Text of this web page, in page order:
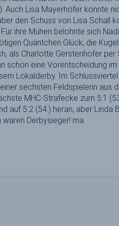
Auch Lisa Mayerhöfer konnte
den Schuss von Lisa Schall
ihre Mühen belohnte sich
Quäntchen Glück, die
als Charlotte Gerstenhöfer
schon eine Vorentscheidung
Lokalderby. Im
sechsten Feldspielerin
MHC-Strafecke zum 5:1
auf 5:2 (54.) heran, aber Linda
waren Derbysieger! ma